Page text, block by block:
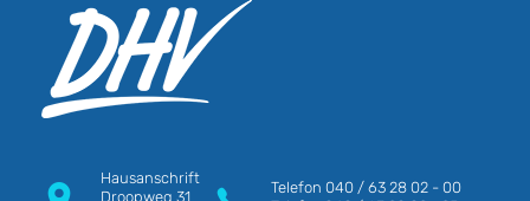
Hausanschrift
Droopweg 31
Telefon 040 / 63 28 02 - 00